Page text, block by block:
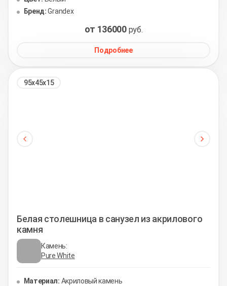
Бренд: Grandex
от 136000 руб.
Подробнее
95х45х15
Белая столешница в санузел из акрилового
камня
Камень:
Pure White
Материал: Акриловый камень